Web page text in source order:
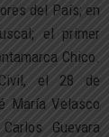
del País; en
el primer
Chico.
el 28 de
María Velasco
Guevara